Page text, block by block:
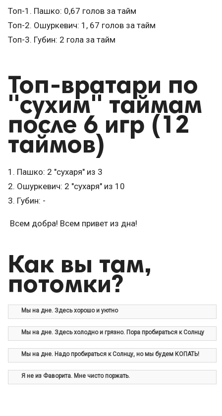
Топ-1. Пашко: 0,67 голов за тайм
Топ-2. Ошуркевич: 1, 67 голов за тайм
Топ-3. Губин: 2 гола за тайм
Топ-вратари по
"сухим" таймам
после 6 игр (12
таймов)
1. Пашко: 2 "сухаря" из 3
2. Ошуркевич: 2 "сухаря" из 10
3. Губин: -
Всем добра! Всем привет из дна!
Как вы там,
потомки?
Мы на дне. Здесь хорошо и уютно
Мы на дне. Здесь холодно и грязно. Пора пробираться к Солнцу
Мы на дне. Надо пробираться к Солнцу, но мы будем КОПАТЬ!
Я не из Фаворита. Мне чисто поржать.